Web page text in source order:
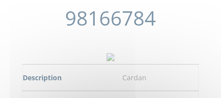
98166784
Description Cardan